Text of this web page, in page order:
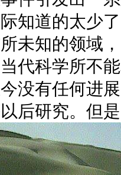
知道的太少
未知的领域
代科学所不
没有任何进
后研究。但